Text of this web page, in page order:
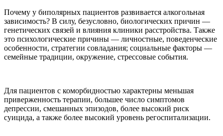
Почему у биполярных пациентов развивается алкогольная
зависимость? В силу, безусловно, биологических причин —
генетических связей и влияния клиники расстройства. Также
это психологические причины — личностные, поведенческие
особенности, стратегии совладания; социальные факторы —
семейные традиции, окружение, стрессовые события.
Для пациентов с коморбидностью характерны меньшая
приверженность терапии, большее число симптомов
депрессии, смешанных эпизодов, более высокий риск
суицида, а также более высокий уровень регоспитализации.